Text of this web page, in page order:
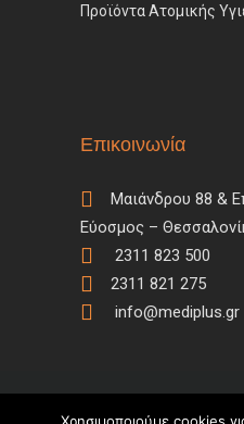
Προϊόντα Ατομικής
Επικοινωνία
Μαιάνδρου 88 &
Εύοσμος –
2311 823 500
2311 821 275
info@mediplus.gr